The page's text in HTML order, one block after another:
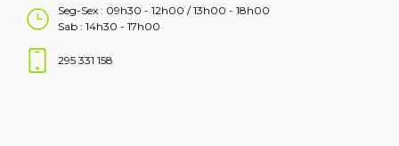
Seg-Sex : 09h30 - 12h00 / 13h00 - 18h00
Sab : 14h30 - 17h00
295 331 158